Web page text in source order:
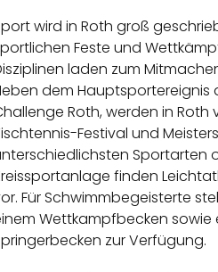
wird in Roth groß
Feste und
laden zum
dem Hauptsportereignis
Roth, werden in Roth
Festival und
Sportarten
finden
Für Schwimmbegeisterte
Wettkampfbecken sowie
zur Verfügung.